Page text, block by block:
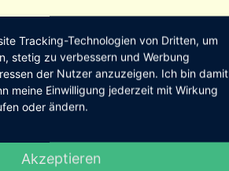
Tracking-Technologien von Dritten, um
stetig zu verbessern und Werbung
der Nutzer anzuzeigen. Ich bin damit
meine Einwilligung jederzeit mit Wirkung
oder ändern.
Akzeptieren